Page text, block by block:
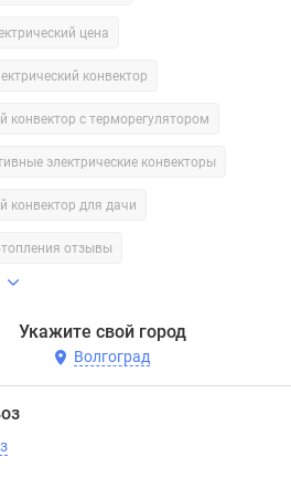
цена
конвектор
конвектор с терморегулятором
электрические конвекторы
конвектор для дачи
отзывы
Укажите свой город
Волгоград